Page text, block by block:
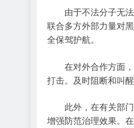
由于不法分子无法
联合多方外部力量对
全保驾护航。
在对外合作方面，
打击。及时阻断和叫
此外，在有关部门
增强防范治理效果。